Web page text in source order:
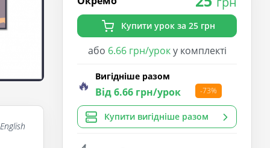
Купити урок за 25 грн
або 6.66 грн/уроку комплекті
🔥 Вигідніше разом
Від 6.66 грн/урок -73%
Купити вигідніше разом